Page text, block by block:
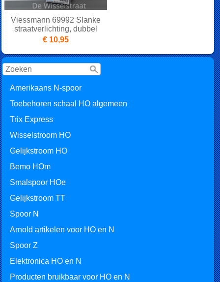
Amerikaans N-spoor
Toebehoren schaal HO algemeen
Trix Express
Wisselstroom HO
Gelijkstroom HO
Bemo HOm
Smalspoor HOe
Gelijkstroom TT
Spoor N
Arnold artikelen voor HO en N
Spoor Z
Elektronica HO en N
Producten bruikbaar voor HO en N
Viessmann 69992 Slanke
straatverlichting, dubbel
€ 10,95